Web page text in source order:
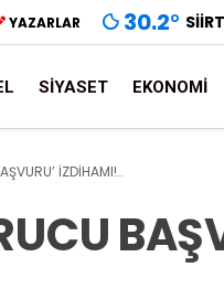
YAZARLAR 30.2° SIIRT
SIYASET EKONOMI
İZDİHAMI!..